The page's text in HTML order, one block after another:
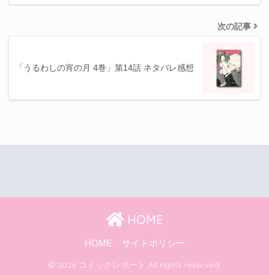
次の記事
「うるわしの宵の月 4巻」第14話 ネタバレ感想
HOME
HOME サイトポリシー
© 2026 コミックレポート All rights reserved.